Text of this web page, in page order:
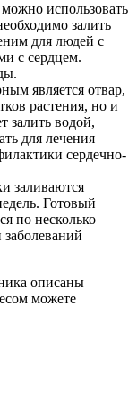
использовать
залить
для людей с
с сердцем.
является отвар,
растения, но и
залить водой,
для лечения
сердечно-
заливаются
Готовый
по несколько
описаны
можете